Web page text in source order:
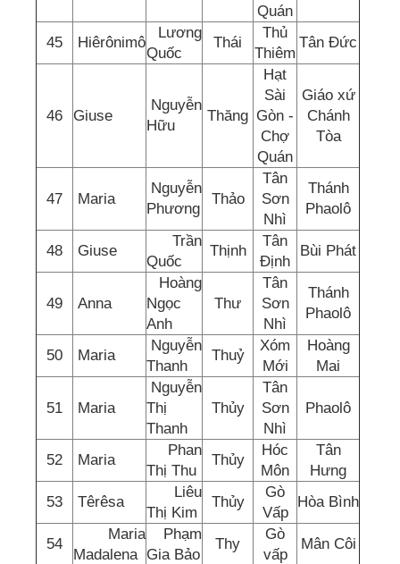
Quán
45 Hiêrônimô
Lương
Quốc
Thái
Thủ
Thiêm
Tân Đức
46 Giuse
Nguyễn
Hữu
Thăng
Hạt
Sài
Gòn -
Chợ
Quán
Giáo xứ
Chánh
Tòa
47 Maria
Nguyễn
Phương
Thảo
Tân
Sơn
Nhì
Thánh
Phaolô
48 Giuse
Trần
Quốc
Thịnh
Tân
Định
Bùi Phát
49 Anna
Hoàng
Ngọc
Anh
Thư
Tân
Sơn
Nhì
Thánh
Phaolô
50 Maria
Nguyễn
Thanh
Thuỷ
Xóm
Mới
Hoàng
Mai
51 Maria
Nguyễn
Thị
Thanh
Thủy
Tân
Sơn
Nhì
Phaolô
52 Maria
Phan
Thị Thu
Thủy
Hóc
Môn
Tân
Hưng
53
Têrêsa
Liêu
Thị Kim
Thủy
Gò
Vấp
Hòa Bình
54
Maria
Madalena
Phạm
Gia Bảo
Thy
Gò
vấp
Mân Côi